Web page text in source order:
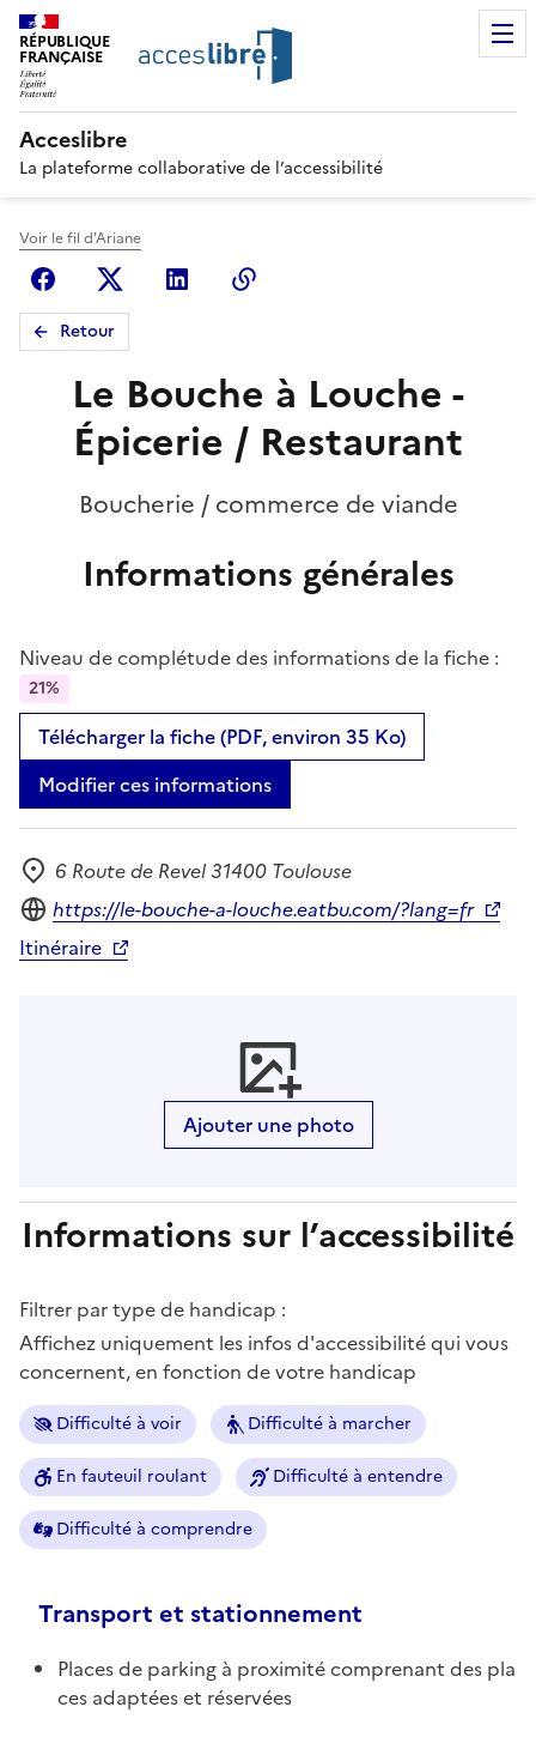
RÉPUBLIQUE
FRANÇAISE
Acceslibre
La plateforme collaborative de l’accessibilité
Voir le fil d'Ariane
FacebookX (anciennement Twitter)
Linkedin
Retour
Le Bouche à Louche -
Épicerie / Restaurant
Boucherie / commerce de viande
Informations générales
Niveau de complétude des informations de la fiche :
21%
Télécharger la fiche (PDF, environ 35 Ko)
Modifier ces informations
Adresse
6 Route de Revel 31400 Toulouse
Site internet
https://le-bouche-a-louche.eatbu.com/?lang=fr
Itinéraire
Ajouter une photo
Informations sur l’accessibilité
Filtrer par type de handicap :
Affichez uniquement les infos d'accessibilité qui vous
concernent, en fonction de votre handicap
Difficulté à voir Difficulté à marcher
En fauteuil roulant Difficulté à entendre
Difficulté à comprendre
Transport et stationnement
Places de parking à proximité comprenant des pla
ces adaptées et réservées